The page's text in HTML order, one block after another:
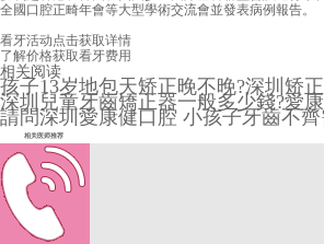
全國口腔正畸年會等大型學術交流會並發表病例報告。
看牙活动点击获取详情
了解价格获取看牙费用
相关阅读
孩子13岁地包天矫正晚不晚?深圳矫
深圳兒童牙齒矯正器一般多少錢?愛
請問深圳愛康健口腔 小孩子牙齒不
相关医师推荐